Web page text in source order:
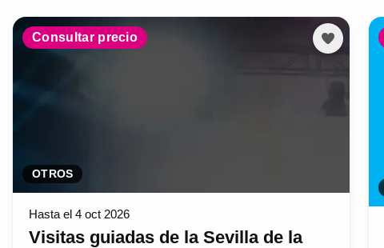
Consultar precio
OTROS
Hasta el 4 oct 2026
Visitas guiadas de la Sevilla de la